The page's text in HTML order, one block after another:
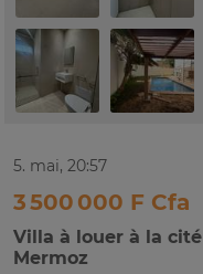
5. mai, 20:57
3 500 000 F Cfa
Villa à louer à la
Mermoz